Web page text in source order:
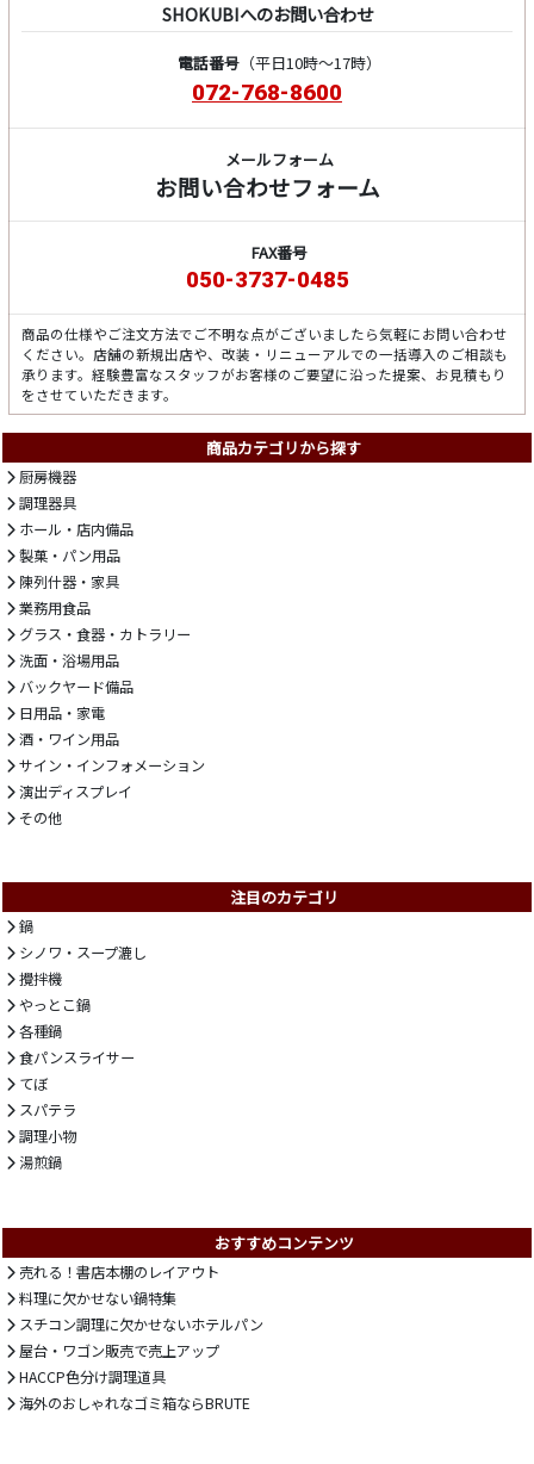
SHOKUBIへのお問い合わせ
電話番号（平日10時～17時）
072-768-8600
メールフォーム
お問い合わせフォーム
FAX番号
050-3737-0485
商品の仕様やご注文方法でご不明な点がございましたら気軽にお問い合わせ
ください。店舗の新規出店や、改装・リニューアルでの一括導入のご相談も
承ります。経験豊富なスタッフがお客様のご要望に沿った提案、お見積もり
をさせていただきます。
商品カテゴリから探す
厨房機器
調理器具
ホール・店内備品
製菓・パン用品
陳列什器・家具
業務用食品
グラス・食器・カトラリー
洗面・浴場用品
バックヤード備品
日用品・家電
酒・ワイン用品
サイン・インフォメーション
演出ディスプレイ
その他
注目のカテゴリ
鍋
シノワ・スープ漉し
攪拌機
やっとこ鍋
各種鍋
食パンスライサー
てぼ
スパテラ
調理小物
湯煎鍋
おすすめコンテンツ
売れる！書店本棚のレイアウト
料理に欠かせない鍋特集
スチコン調理に欠かせないホテルパン
屋台・ワゴン販売で売上アップ
HACCP色分け調理道具
海外のおしゃれなゴミ箱ならBRUTE